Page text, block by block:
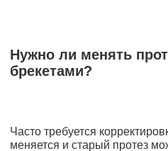
Нужно ли менять
брекетами?
Часто требуется
меняется и старый протез